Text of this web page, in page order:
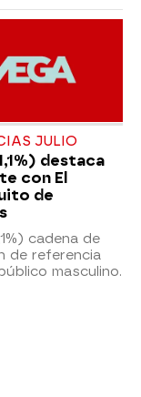
JULIO
destaca
con El
de
cadena de
de referencia
masculino.